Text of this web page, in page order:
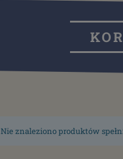
Nie znaleziono produktów